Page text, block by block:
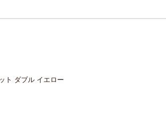
ト ダブル イエロー